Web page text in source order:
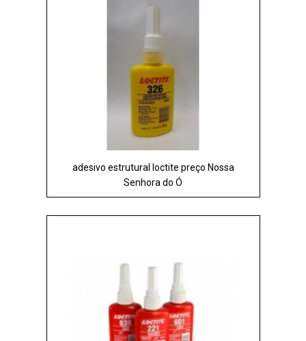
adesivo estrutural loctite preço Nossa
Senhora do Ó